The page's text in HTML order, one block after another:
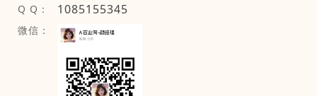
Q Q： 1085155345
微信：